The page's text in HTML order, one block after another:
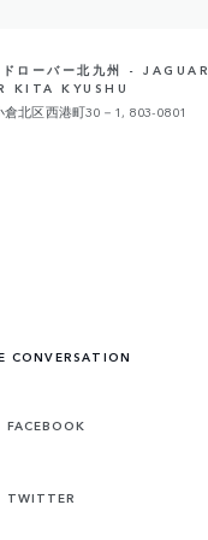
ドローバー北九州 - JAGUAR
KITA KYUSHU
北区西港町30－1, 803-0801
CONVERSATION
FACEBOOK
TWITTER